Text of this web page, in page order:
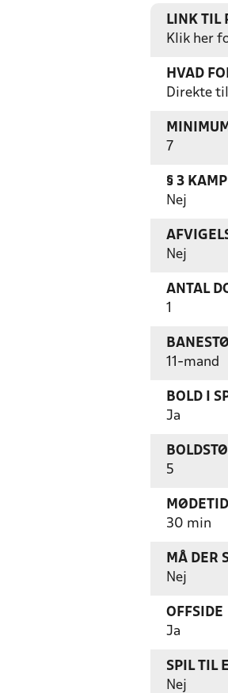
LINK TIL
Klik her
HVAD
Direkte
7
§ 3
Nej
Nej
ANTAL
1
11-mand
BOLD I
Ja
5
30 min
MÅ DER
Nej
OFFSIDE
Ja
SPIL TIL
Nej